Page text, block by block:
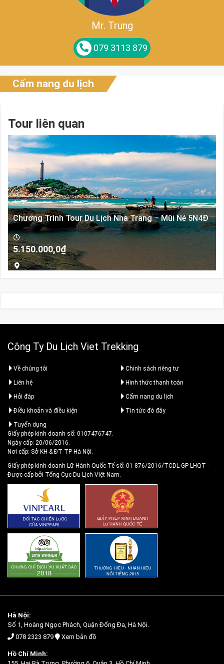
Mr. Trung
079 3113 879
Cẩm nang du lịch
Tour liên quan
Chương Trình Tour Du Lịch Nha Trang – Mũi Né 5N4Đ
5.150.000,0₫
-
Công Ty Du Lịch Viet Trekking
Về chúng tôi
Chính sách riêng tư
Liên hệ
Hình thức thanh toán
Hỏi đáp
Cẩm nang du lịch
Điều khoản và điều kiện
Tin tức đó đây
Tuyển dụng
Giấy phép kinh doanh số: 0107476747.
Ngày cấp: 20/06/2016.
Nơi cấp: Sở KH & ĐT TP Hà Nội.
Giấy phép kinh doanh Lữ Hành Quốc Tế số: 01-876/2016/TCDL-GP LHQT -
Được cấp bởi Tổng Cục Du Lịch Việt Nam.
Hà Nội:
Số 1, Hoàng Ngọc Phách, Quận Đống Đa, Hà Nội.
078 2323 879
Xem bản đồ
Hồ Chí Minh: